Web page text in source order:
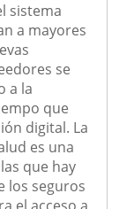
sistema
a mayores
se
a la
que
digital. La
es una
que hay
los seguros